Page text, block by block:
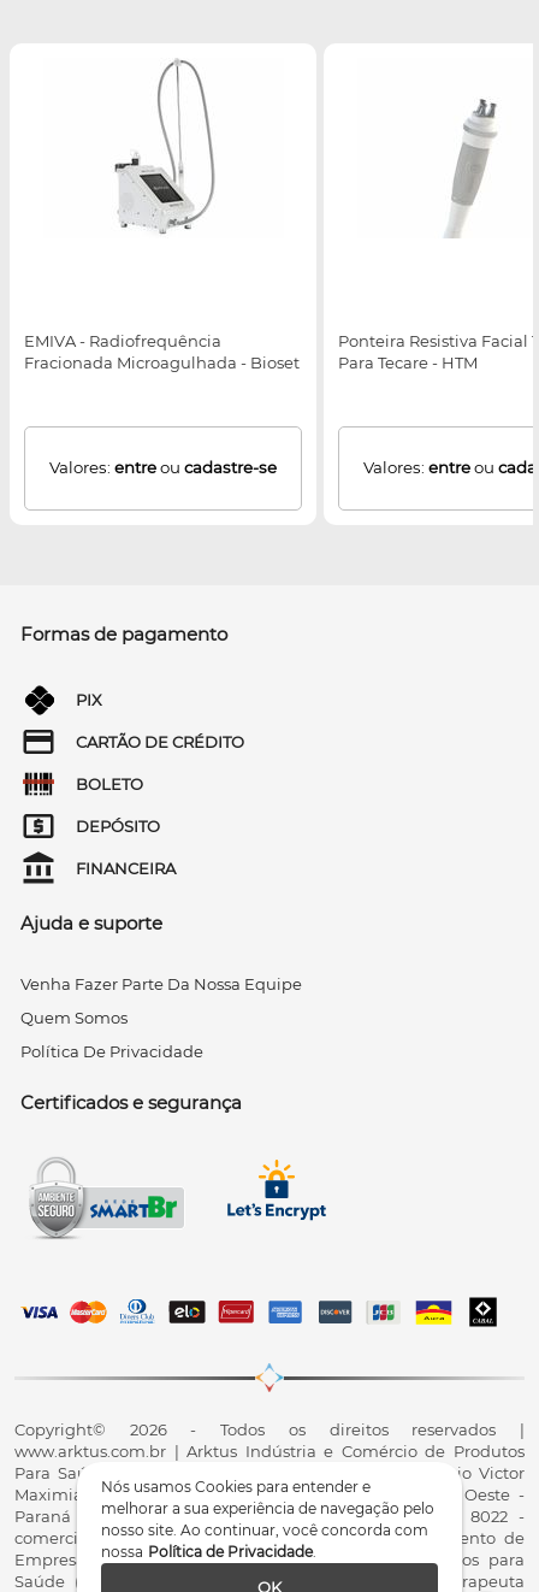
Nós usamos Cookies para entender e
melhorar a sua experiência de navegação pelo
nosso site. Ao continuar, você concorda com
nossa Política de Privacidade.
OK
EMIVA - Radiofrequência
Fracionada Microagulhada - Bioset
Valores: entreou cadastre-se
Ponteira Resistiva Facial
Para Tecare - HTM
Valores: entreou
Formas de pagamento
PIX
CARTÃO DE CRÉDITO
BOLETO
DEPÓSITO
FINANCEIRA
Ajuda e suporte
Venha Fazer Parte Da Nossa Equipe
Quem Somos
Política De Privacidade
Certificados e segurança
Copyright© 2026 - Todos os direitos reservados |
www.arktus.com.br | Arktus Indústria e Comércio de Produtos
Para Saúde Ltda | CNPJ: 01.417.367/0001-78 | R. Antônio Victor
Maximiano, 107, Parque Industrial II, Santa Tereza do Oeste -
Paraná - CEP 85825-900 - Fale conosco: 0800 200 8022 -
comercial@arktus.com.br | Autorização de Funcionamento de
Empresa - AFE/ANVISA - Para Fabricação de Produtos para
Saúde (Correlatos): 8.02.844-5 (UX418X102741) - Fisioterapeuta